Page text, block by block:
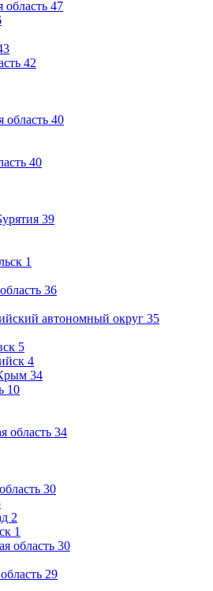
область 47
42
область 40
40
39
1
36
автономный округ 35
5
4
34
10
область 34
30
2
1
область 30
29